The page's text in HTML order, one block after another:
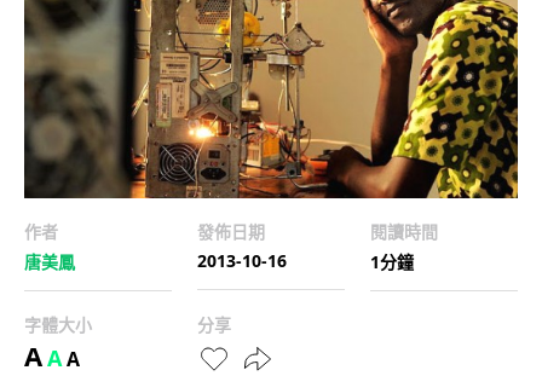
作者
唐美鳳
發佈日期
2013-10-16
閱讀時間
1分鐘
字體大小
AAA
分享